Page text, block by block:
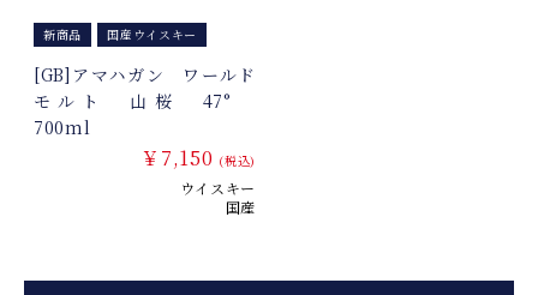
新商品 国産ウイスキー
[GB]アマハガン ワールド
モルト 山桜 47°
700ml
￥7,150 (税込)
ウイスキー
国産